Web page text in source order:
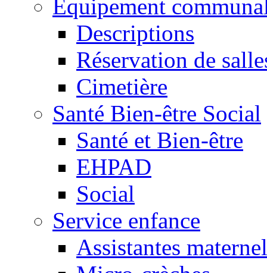
Equipement
Descriptions
Réservation de
Cimetière
Santé Bien-être Social
Santé et Bien-être
EHPAD
Social
Service enfance
Assistantes